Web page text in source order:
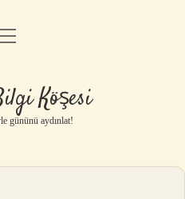
Uyarı
Köşesi
gününü aydınlat!